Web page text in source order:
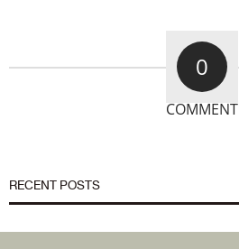
0
COMMENT
RECENT POSTS